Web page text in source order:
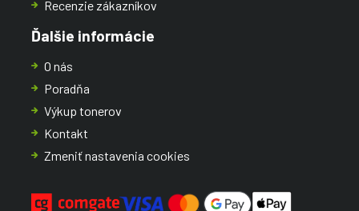
Recenzie zákazníkov
Ďalšie informácie
O nás
Poradňa
Výkup tonerov
Kontakt
Zmeniť nastavenia cookies